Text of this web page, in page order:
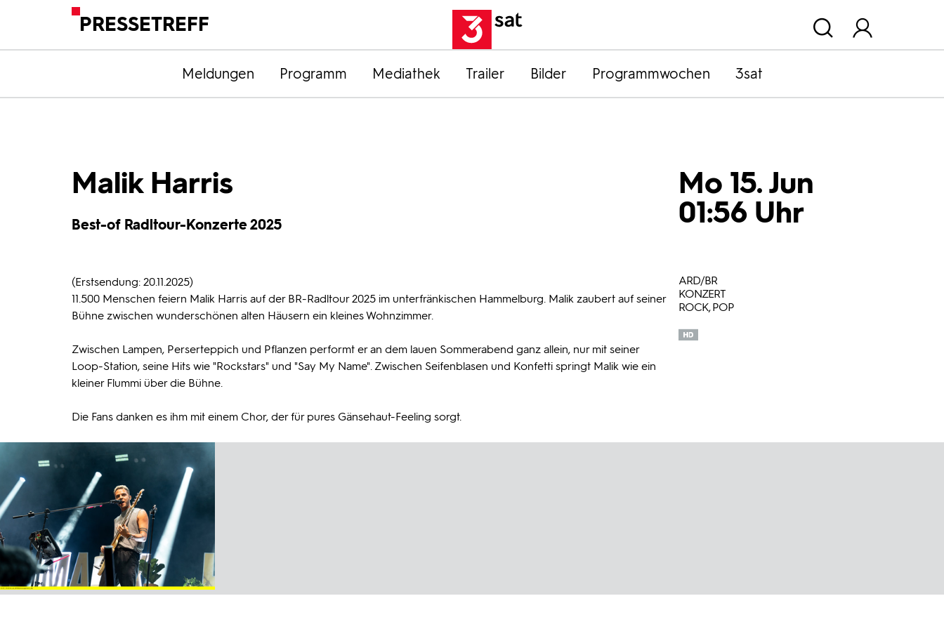
PRESSETREFF
Meldungen Programm Mediathek Trailer Bilder Programmwochen 3sat
Malik Harris
Best-of Radltour-Konzerte 2025
Mo 15. Jun
01:56 Uhr
(Erstsendung: 20.11.2025)
11.500 Menschen feiern Malik Harris auf der BR-Radltour 2025 im unterfränkischen Hammelburg. Malik zaubert auf seiner
Bühne zwischen wunderschönen alten Häusern ein kleines Wohnzimmer.
Zwischen Lampen, Perserteppich und Pflanzen performt er an dem lauen Sommerabend ganz allein, nur mit seiner
Loop-Station, seine Hits wie "Rockstars" und "Say My Name". Zwischen Seifenblasen und Konfetti springt Malik wie ein
kleiner Flummi über die Bühne.
Die Fans danken es ihm mit einem Chor, der für pures Gänsehaut-Feeling sorgt.
ARD/BR
KONZERT
ROCK, POP